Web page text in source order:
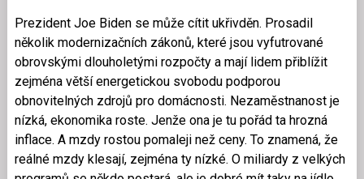
Prezident Joe Biden se může cítit ukřivděn. Prosadil
několik modernizačních zákonů, které jsou vyfutrované
obrovskými dlouholetými rozpočty a mají lidem přiblížit
zejména větší energetickou svobodu podporou
obnovitelných zdrojů pro domácnosti. Nezaměstnanost je
nízká, ekonomika roste. Jenže ona je tu pořád ta hrozná
inflace. A mzdy rostou pomaleji než ceny. To znamená, že
reálné mzdy klesají, zejména ty nízké. O miliardy z velkých